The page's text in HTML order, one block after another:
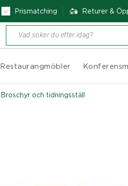
Prismatching Returer &
Produktsökning
Restaurangmöbler
Broschyr och tidningsställ